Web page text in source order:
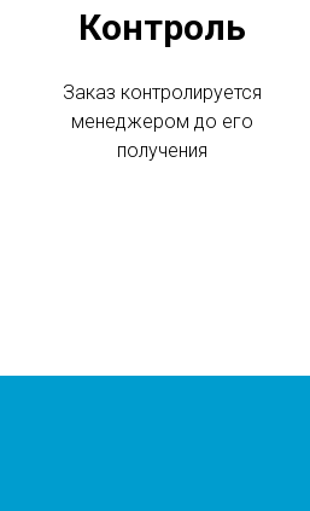
Контроль
Заказ контролируется
менеджером до его
получения